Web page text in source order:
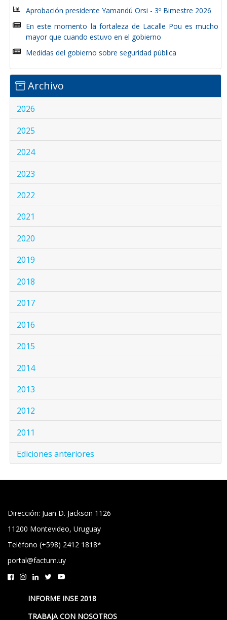
Aprobación presidente Yamandú Orsi - 3º Bimestre 2026
En este momento la fortaleza de Lacalle Pou es mucho
mayor que cuando estuvo en el gobierno
Medidas del gobierno sobre seguridad pública
Archivo
2026
2025
2024
2023
2022
2021
2020
2019
2018
2017
2016
2015
2014
2013
2012
2011
Ediciones anteriores
Dirección: Juan D. Jackson 1126
11200 Montevideo, Uruguay
Teléfono (+598) 2412 1818*
portal@factum.uy
INFORME INSE 2018
TRABAJA CON NOSOTROS